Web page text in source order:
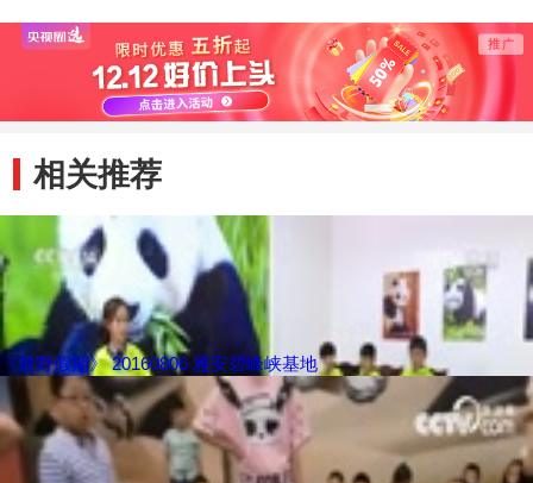
大家庭
顾
相关推荐
《最野假期》 20160806 雅安碧峰峡基地